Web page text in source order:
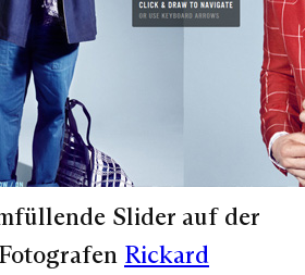
Slider auf der
Rickard